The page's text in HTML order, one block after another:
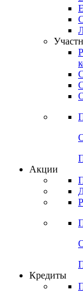
Акции
Кредиты